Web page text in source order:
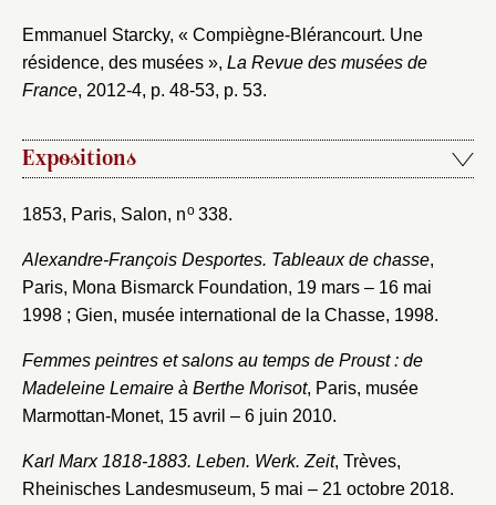
Emmanuel Starcky, « Compiègne-Blérancourt. Une
résidence, des musées », La Revue des musées de
France, 2012-4, p. 48-53, p. 53.
Expositions
1853, Paris, Salon, no338.
Alexandre-François Desportes. Tableaux de chasse,
Paris, Mona Bismarck Foundation, 19 mars – 16 mai
1998 ; Gien, musée international de la Chasse, 1998.
Femmes peintres et salons au temps de Proust : de
Madeleine Lemaire à Berthe Morisot, Paris, musée
Marmottan-Monet, 15 avril – 6 juin 2010.
Karl Marx 1818-1883. Leben. Werk. Zeit, Trèves,
Rheinisches Landesmuseum, 5 mai – 21 octobre 2018.